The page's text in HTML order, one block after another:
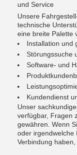
und Service
Unsere
technische
eine breite Palette
Installation und
Störungssuche
Software- und
Kundendienst
Unser
verfügbar, Fragen
gewähren. Wenn
oder irgendwelche
Verbindung